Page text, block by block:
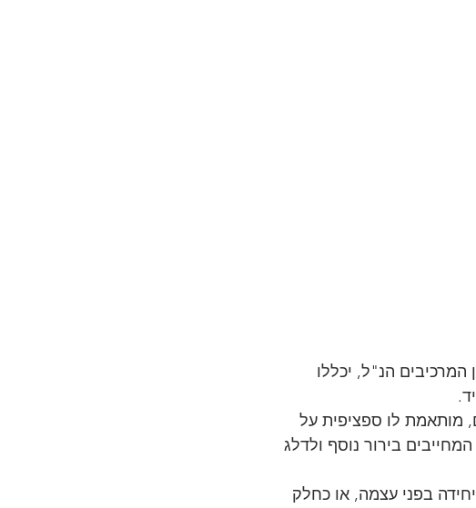
הנ"ל, יכללו
מותאמת לו ספציפית על
בירור נוסף ולדלג
בפני עצמה, או כחלק